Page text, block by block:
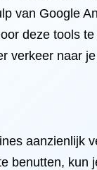
van Google
deze tools te
verkeer naar
aanzienlijk
benutten, kun